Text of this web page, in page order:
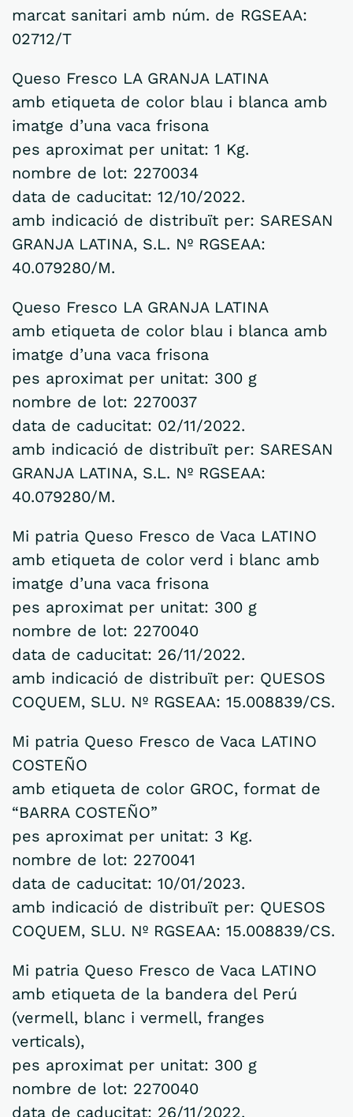
marcat sanitari amb núm. de RGSEAA:
02712/T
Queso Fresco LA GRANJA LATINA
amb etiqueta de color blau i blanca amb
imatge d’una vaca frisona
pes aproximat per unitat: 1 Kg.
nombre de lot: 2270034
data de caducitat: 12/10/2022.
amb indicació de distribuït per: SARESAN
GRANJA LATINA, S.L. Nº RGSEAA:
40.079280/M.
Queso Fresco LA GRANJA LATINA
amb etiqueta de color blau i blanca amb
imatge d’una vaca frisona
pes aproximat per unitat: 300 g
nombre de lot: 2270037
data de caducitat: 02/11/2022.
amb indicació de distribuït per: SARESAN
GRANJA LATINA, S.L. Nº RGSEAA:
40.079280/M.
Mi patria Queso Fresco de Vaca LATINO
amb etiqueta de color verd i blanc amb
imatge d’una vaca frisona
pes aproximat per unitat: 300 g
nombre de lot: 2270040
data de caducitat: 26/11/2022.
amb indicació de distribuït per: QUESOS
COQUEM, SLU. Nº RGSEAA: 15.008839/CS.
Mi patria Queso Fresco de Vaca LATINO
COSTEÑO
amb etiqueta de color GROC, format de
“BARRA COSTEÑO”
pes aproximat per unitat: 3 Kg.
nombre de lot: 2270041
data de caducitat: 10/01/2023.
amb indicació de distribuït per: QUESOS
COQUEM, SLU. Nº RGSEAA: 15.008839/CS.
Mi patria Queso Fresco de Vaca LATINO
amb etiqueta de la bandera del Perú
(vermell, blanc i vermell, franges
verticals),
pes aproximat per unitat: 300 g
nombre de lot: 2270040
data de caducitat: 26/11/2022.